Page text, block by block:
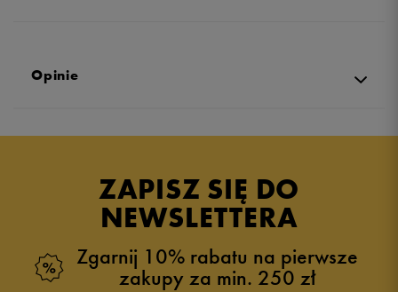
Opinie
ZAPISZ SIĘ DO
NEWSLETTERA
Zgarnij 10% rabatu na pierwsze
zakupy za min. 250 zł